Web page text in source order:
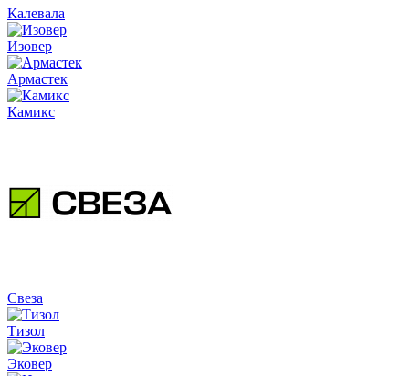
Калевала
Изовер
Армастек
Камикс
Свеза
Тизол
Эковер